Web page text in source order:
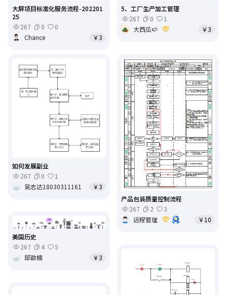
5、工厂生产加工管理
267
0
1
大西瓜🍉
￥3
大屏项目标准化服务流程-202201
25
267
0
0
Chance
￥3
如何发展副业
267
0
1
吴志达18030311161
￥3
产品包装质量控制流程
267
2
3
远程管理
￥10
美国历史
267
4
5
邱歆楠
￥3